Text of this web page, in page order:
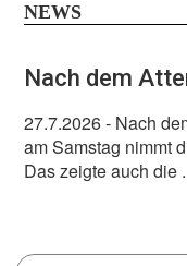
NEWS
Nach dem
27.7.2026- Nach
am Samstag nimmt
Das zeigte auch die